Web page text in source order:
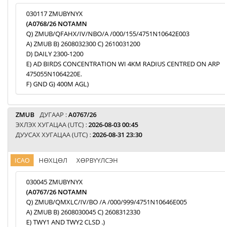
030117 ZMUBYNYX
(A0768/26 NOTAMN
Q) ZMUB/QFAHX/IV/NBO/A /000/155/4751N10642E003
A) ZMUB B) 2608032300 C) 2610031200
D) DAILY 2300-1200
E) AD BIRDS CONCENTRATION WI 4KM RADIUS CENTRED ON ARP
475055N1064220E.
F) GND G) 400M AGL)
ZMUB ДУГААР :A0767/26
ЭХЛЭХ ХУГАЦАА (UTC) :2026-08-03 00:45
ДУУСАХ ХУГАЦАА (UTC) :2026-08-31 23:30
ICAO НӨХЦӨЛ ХӨРВҮҮЛСЭН
030045 ZMUBYNYX
(A0767/26 NOTAMN
Q) ZMUB/QMXLC/IV/BO /A /000/999/4751N10646E005
A) ZMUB B) 2608030045 C) 2608312330
E) TWY1 AND TWY2 CLSD .)